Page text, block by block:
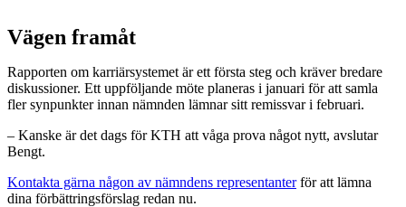
Vägen framåt
Rapporten om karriärsystemet är ett första steg och kräver bredare
diskussioner. Ett uppföljande möte planeras i januari för att samla
fler synpunkter innan nämnden lämnar sitt remissvar i februari.
– Kanske är det dags för KTH att våga prova något nytt, avslutar
Bengt.
Kontakta gärna någon av nämndens representanterför att lämna
dina förbättringsförslag redan nu.